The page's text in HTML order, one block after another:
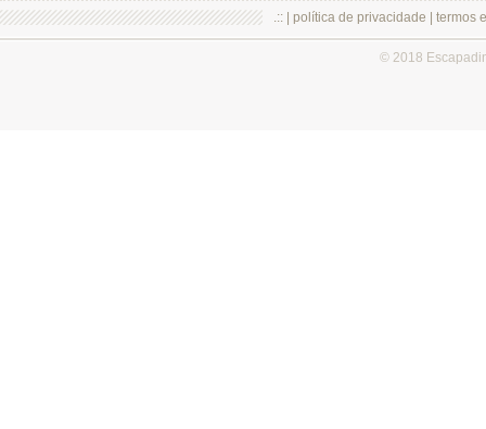
.:: | política de privacidade termos
© 2018